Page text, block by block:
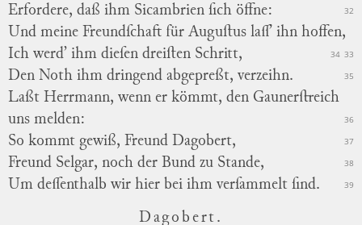
Erfordere, daß ihm Sicambrien ſich öffne: 32
Und meine Freundſchaft für Auguſtus laſſ’ ihn hoffen,
33
Ich werd’ ihm dieſen dreiſten Schritt, 34
Den Noth ihm dringend abgepreßt, verzeihn. 35
Laßt Herrmann, wenn er kömmt, den Gaunerſtreich
uns melden:
36
So kommt gewiß, Freund Dagobert, 37
Freund Selgar, noch der Bund zu Stande, 38
Um deſſenthalb wir hier bei ihm verſammelt ſind. 39
Dagobert.